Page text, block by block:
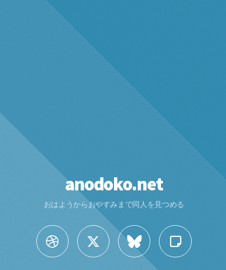
anodoko.net
おはようからおやすみまで同人を見つめる